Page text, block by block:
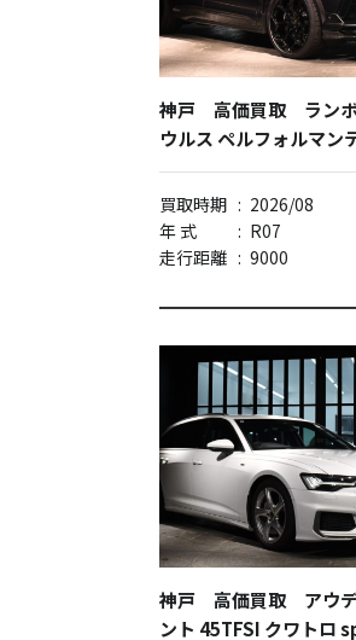
神戸 高価買取 ランボ
ウルス ペルフォルマン
買取時期 : 2026/08
年 式
: R07
走行距離 : 9000
神戸 高価買取 アウデ
ント 45TFSI クワトロ